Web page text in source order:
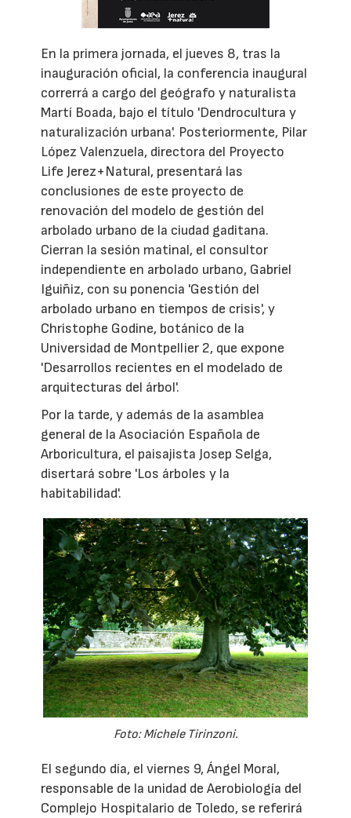
En la primera jornada, el jueves 8, tras la
inauguración oficial, la conferencia inaugural
correrrá a cargo del geógrafo y naturalista
Martí Boada, bajo el título 'Dendrocultura y
naturalización urbana'. Posteriormente, Pilar
López Valenzuela, directora del Proyecto
Life Jerez+Natural, presentará las
conclusiones de este proyecto de
renovación del modelo de gestión del
arbolado urbano de la ciudad gaditana.
Cierran la sesión matinal, el consultor
independiente en arbolado urbano, Gabriel
Iguiñiz, con su ponencia 'Gestión del
arbolado urbano en tiempos de crisis', y
Christophe Godine, botánico de la
Universidad de Montpellier 2, que expone
'Desarrollos recientes en el modelado de
arquitecturas del árbol'.
Por la tarde, y además de la asamblea
general de la Asociación Española de
Arboricultura, el paisajista Josep Selga,
disertará sobre 'Los árboles y la
habitabilidad'.
Foto: Michele Tirinzoni.
El segundo día, el viernes 9, Ángel Moral,
responsable de la unidad de Aerobiología del
Complejo Hospitalario de Toledo, se referirá